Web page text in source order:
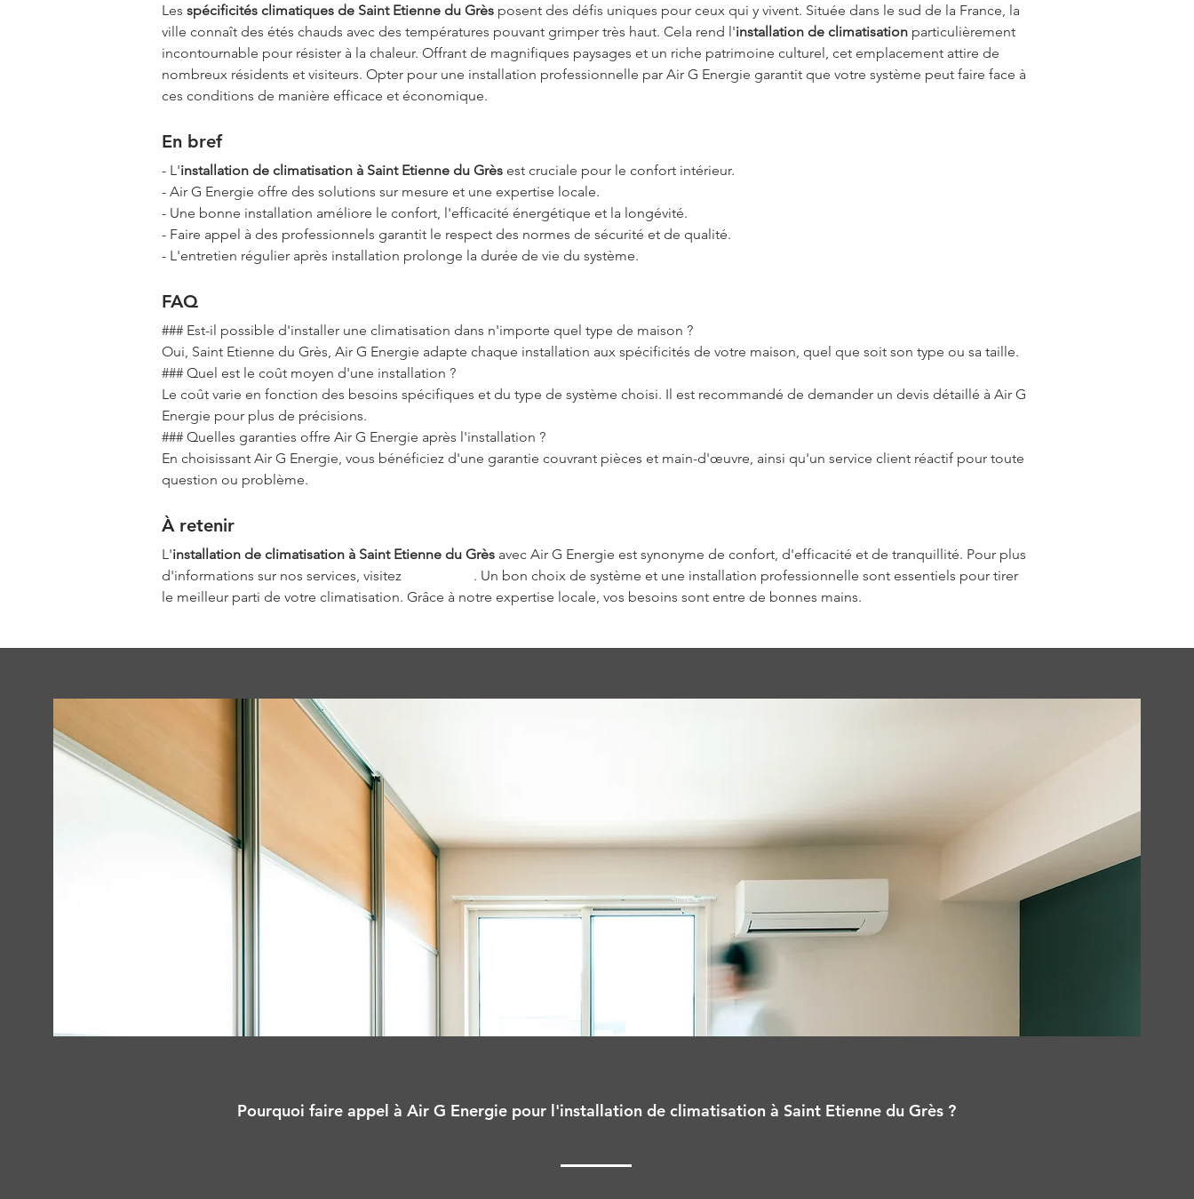
Les spécificités climatiques de Saint Etienne du Grès posent des défis uniques pour ceux qui y vivent. Située dans le sud de la France, la
ville connaît des étés chauds avec des températures pouvant grimper très haut. Cela rend l'installation de climatisation particulièrement
incontournable pour résister à la chaleur. Offrant de magnifiques paysages et un riche patrimoine culturel, cet emplacement attire de
nombreux résidents et visiteurs. Opter pour une installation professionnelle par Air G Energie garantit que votre système peut faire face à
ces conditions de manière efficace et économique.
En bref
- L'installation de climatisation à Saint Etienne du Grès est cruciale pour le confort intérieur.
- Air G Energie offre des solutions sur mesure et une expertise locale.
- Une bonne installation améliore le confort, l'efficacité énergétique et la longévité.
- Faire appel à des professionnels garantit le respect des normes de sécurité et de qualité.
- L'entretien régulier après installation prolonge la durée de vie du système.
FAQ
### Est-il possible d'installer une climatisation dans n'importe quel type de maison ?
Oui, Saint Etienne du Grès, Air G Energie adapte chaque installation aux spécificités de votre maison, quel que soit son type ou sa taille.
### Quel est le coût moyen d'une installation ?
Le coût varie en fonction des besoins spécifiques et du type de système choisi. Il est recommandé de demander un devis détaillé à Air G
Energie pour plus de précisions.
### Quelles garanties offre Air G Energie après l'installation ?
En choisissant Air G Energie, vous bénéficiez d'une garantie couvrant pièces et main-d'œuvre, ainsi qu'un service client réactif pour toute
question ou problème.
À retenir
L'installation de climatisation à Saint Etienne du Grès avec Air G Energie est synonyme de confort, d'efficacité et de tranquillité. Pour plus
d'informations sur nos services, visitez
. Un bon choix de système et une installation professionnelle sont essentiels pour tirer
le meilleur parti de votre climatisation. Grâce à notre expertise locale, vos besoins sont entre de bonnes mains.
Pourquoi faire appel à Air G Energie pour l'installation de climatisation à Saint Etienne du Grès ?